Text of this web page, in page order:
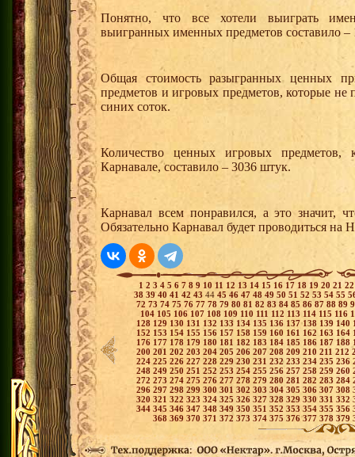
Понятно, что все хотели выиграть
выигранных именных предметов составило –
Общая стоимость разыгранных ценных
предметов и игровых предметов, которые не
синих соток.
Количество ценных игровых предметов,
Карнавале, составило – 3036 штук.
Карнавал всем понравился, а это значит,
Обязательно Карнавал будет проводиться на
1 2 3 4 5 6 7 8 9 10 11 12 13 14 15 16 17 18 19 20 21
38 3940 41 42 43 44 45 46 47 48 49 50 51 52 53 54 55
72 73 74 75 76 77 78 79 80 81 82 83 84 85 86 87 88 89
104 105 106 107 108 109 110 111 112 113 114 115 116
128 129 130 131 132 133 134 135 136 137138 139 140
152 153 154 155 156 157 158 159 160 161 162 163 164
176 177 178 179 180 181 182 183 184 185 186 187 188
200 201 202 203 204 205 206 207 208 209 210 211 212
224 225 226 227 228 229230 231 232 233 234 235 236
248 249 250 251 252 253 254 255 256 257 258 259 260
272 273 274 275 276 277 278 279 280 281 282 283 284
296 297 298 299 300 301 302 303 304 305 306 307 308
320 321 322 323 324 325 326 327 328 329 330 331 332
344 345 346 347 348 349 350 351 352 353 354 355 356
368 369 370 371 372 373 374 375 376377 378 379